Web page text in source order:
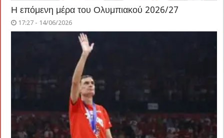
Η επόμενη μέρα του Ολυμπιακού 2026/27
17:27 - 14/06/2026